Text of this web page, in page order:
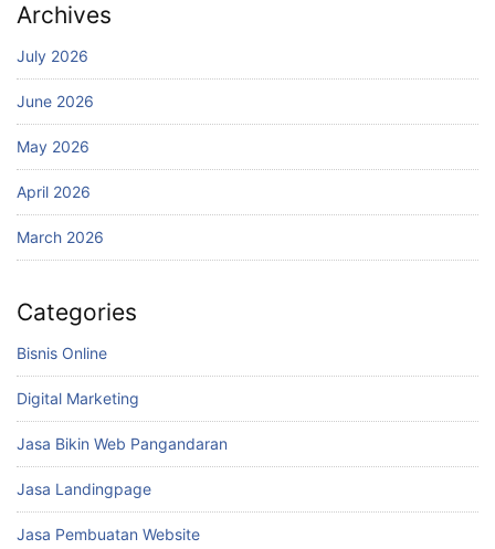
Archives
July 2026
June 2026
May 2026
April 2026
March 2026
Categories
Bisnis Online
Digital Marketing
Jasa Bikin Web Pangandaran
Jasa Landingpage
Jasa Pembuatan Website